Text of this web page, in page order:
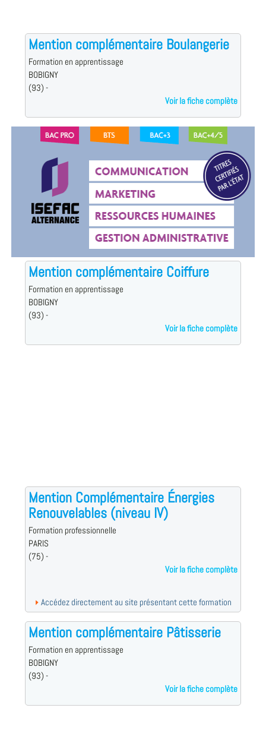
Mention complémentaire Boulangerie
Formation en apprentissage
BOBIGNY
(93) -
Voir la fiche complète
Mention complémentaire Coiffure
Formation en apprentissage
BOBIGNY
(93) -
Voir la fiche complète
Mention Complémentaire Énergies
Renouvelables (niveau IV)
Formation professionnelle
PARIS
(75) -
Voir la fiche complète
Accédez directement au site présentant cette formation
Mention complémentaire Pâtisserie
Formation en apprentissage
BOBIGNY
(93) -
Voir la fiche complète